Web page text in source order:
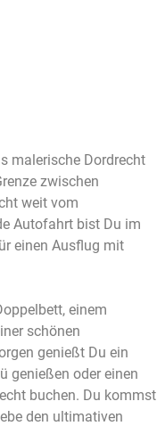
malerische Dordrecht
zwischen
weit vom
Autofahrt bist Du im
einen Ausflug mit
einem
schönen
genießt Du ein
genießen oder einen
buchen. Du kommst
den ultimativen